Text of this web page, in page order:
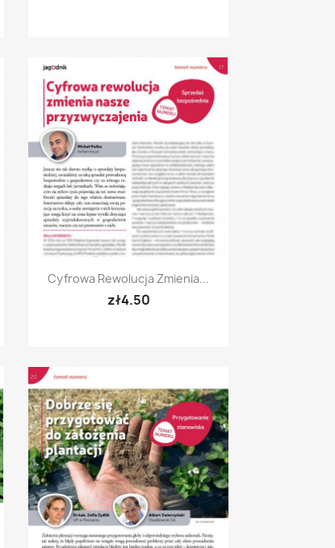
Quick view
Cyfrowa Rewolucja Zmienia...
zł4.50